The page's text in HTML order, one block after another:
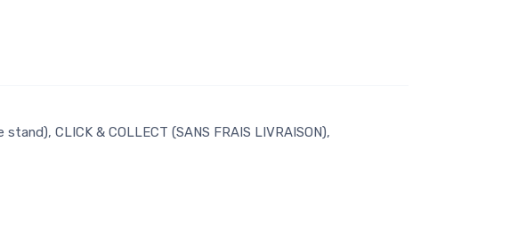
CLICK & COLLECT (SANS FRAIS LIVRAISON),